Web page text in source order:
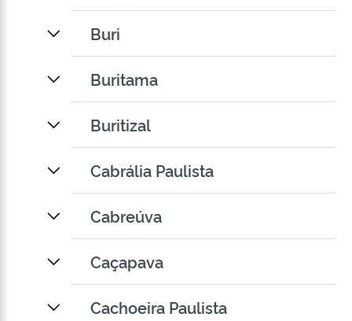
Buri
Buritama
Buritizal
Cabrália Paulista
Cabreúva
Caçapava
Cachoeira Paulista